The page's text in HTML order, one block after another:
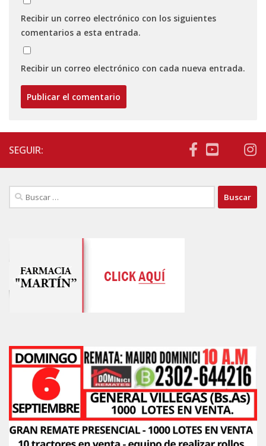
Recibir un correo electrónico con los siguientes
comentarios a esta entrada.
Recibir un correo electrónico con cada nueva entrada.
SEGUIR:
Buscar: